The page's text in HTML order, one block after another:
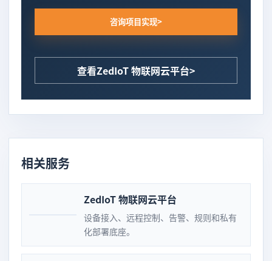
咨询项目实现
查看ZedIoT 物联网云平台
相关服务
ZedIoT 物联网云平台
设备接入、远程控制、告警、规则和私有
化部署底座。